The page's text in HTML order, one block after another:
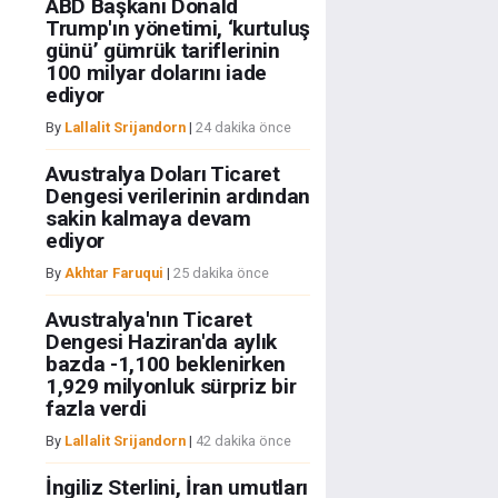
ABD Başkanı Donald
Trump'ın yönetimi, ‘kurtuluş
günü’ gümrük tariflerinin
100 milyar dolarını iade
ediyor
By Lallalit Srijandorn| 24 dakika önce
Avustralya Doları Ticaret
Dengesi verilerinin ardından
sakin kalmaya devam
ediyor
By Akhtar Faruqui | 25 dakika önce
Avustralya'nın Ticaret
Dengesi Haziran'da aylık
bazda -1,100 beklenirken
1,929 milyonluk sürpriz bir
fazla verdi
By Lallalit Srijandorn| 42 dakika önce
İngiliz Sterlini, İran umutları